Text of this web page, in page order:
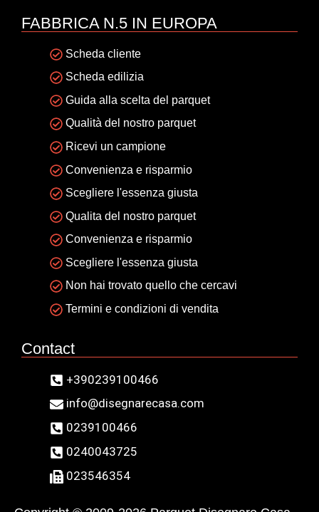
FABBRICA N.5 IN EUROPA
Scheda cliente
Scheda edilizia
Guida alla scelta del parquet
Qualità del nostro parquet
Ricevi un campione
Convenienza e risparmio
Scegliere l'essenza giusta
Qualita del nostro parquet
Convenienza e risparmio
Scegliere l'essenza giusta
Non hai trovato quello che cercavi
Termini e condizioni di vendita
Contact
+390239100466
info@disegnarecasa.com
0239100466
0240043725
023546354